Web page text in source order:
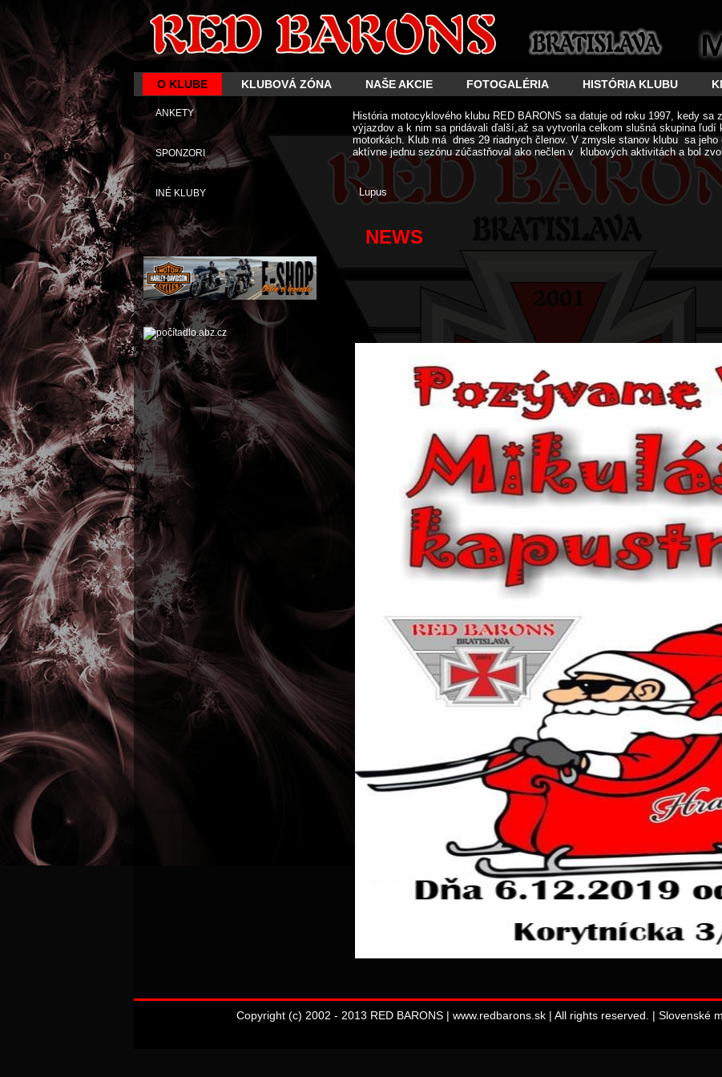
O KLUBE KLUBOVÁ ZÓNA NAŠE AKCIE FOTOGALÉRIA HISTÓRIA KLUBU
História motocyklového klubu RED BARONS sa datuje od roku 1997, kedy
výjazdov a k nim sa pridávali ďalší,až sa vytvorila celkom slušná skupina
motorkách. Klub má dnes 29 riadnych členov. V zmysle stanov klubu sa
aktívne jednu sezónu zúčastňoval ako nečlen v klubových aktivitách a bol
Lupus
NEWS
ANKETY
SPONZORI
INÉ KLUBY
Copyright (c) 2002 - 2013 RED BARONS | www.redbarons.sk | All rights reserved. | Slovenské